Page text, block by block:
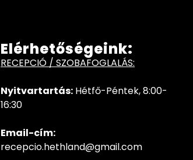
Elérhetőségeink:
RECEPCIÓ / SZOBAFOGLALÁS:
Nyitvartartás: Hétfő-Péntek, 8:00-
16:30
Email-cím:
recepcio.hethland@gmail.com